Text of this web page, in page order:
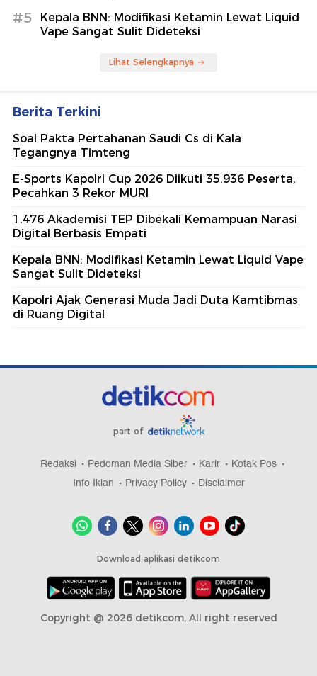
#5
Kepala BNN: Modifikasi Ketamin Lewat Liquid
Vape Sangat Sulit Dideteksi
Lihat Selengkapnya
Berita Terkini
Soal Pakta Pertahanan Saudi Cs di Kala
Tegangnya Timteng
E-Sports Kapolri Cup 2026 Diikuti 35.936 Peserta,
Pecahkan 3 Rekor MURI
1.476 Akademisi TEP Dibekali Kemampuan Narasi
Digital Berbasis Empati
Kepala BNN: Modifikasi Ketamin Lewat Liquid Vape
Sangat Sulit Dideteksi
Kapolri Ajak Generasi Muda Jadi Duta Kamtibmas
di Ruang Digital
part of
Redaksi Pedoman Media Siber Karir
Kotak Pos
Info Iklan
Privacy Policy Disclaimer
Download aplikasi detikcom
Copyright @ 2026 detikcom, All right reserved